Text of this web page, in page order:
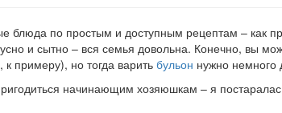
блюда по простым и доступным рецептам – как
и сытно – вся семья довольна. Конечно, вы
к примеру), но тогда варить бульон нужно немного
начинающим хозяюшкам – я